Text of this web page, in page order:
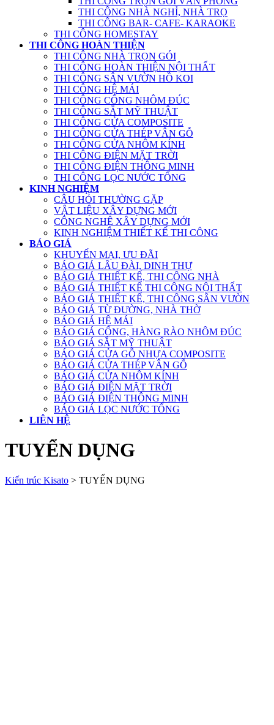
THI CÔNG NHÀ NGHỈ, NHÀ TRỌ
THI CÔNG BAR- CAFE- KARAOKE
THI CÔNG HOMESTAY
THI CÔNG HOÀN THIỆN
THI CÔNG NHÀ TRỌN GÓI
THI CÔNG HOÀN THIỆN NỘI THẤT
THI CÔNG SÂN VƯỜN HỒ KOI
THI CÔNG HỆ MÁI
THI CÔNG CỔNG NHÔM ĐÚC
THI CÔNG SẮT MỸ THUẬT
THI CÔNG CỬA COMPOSITE
THI CÔNG CỬA THÉP VÂN GỖ
THI CÔNG CỬA NHÔM KÍNH
THI CÔNG ĐIỆN MẶT TRỜI
THI CÔNG ĐIỆN THÔNG MINH
THI CÔNG LỌC NƯỚC TỔNG
KINH NGHIỆM
CÂU HỎI THƯỜNG GẶP
VẬT LIỆU XÂY DỰNG MỚI
CÔNG NGHỆ XÂY DỰNG MỚI
KINH NGHIỆM THIẾT KẾ THI CÔNG
BÁO GIÁ
KHUYẾN MẠI, ƯU ĐÃI
BÁO GIÁ LÂU ĐÀI, DINH THỰ
BÁO GIÁ THIẾT KẾ, THI CÔNG NHÀ
BÁO GIÁ THIẾT KẾ THI CÔNG NỘI THẤT
BÁO GIÁ THIẾT KẾ, THI CÔNG SÂN VƯỜN
BÁO GIÁ TỪ ĐƯỜNG, NHÀ THỜ
BÁO GIÁ HỆ MÁI
BÁO GIÁ CỔNG, HÀNG RÀO NHÔM ĐÚC
BÁO GIÁ SẮT MỸ THUẬT
BÁO GIÁ CỬA GỖ NHỰA COMPOSITE
BÁO GIÁ CỬA THÉP VÂN GỖ
BÁO GIÁ CỬA NHÔM KÍNH
BÁO GIÁ ĐIỆN MẶT TRỜI
BÁO GIÁ ĐIỆN THÔNG MINH
BÁO GIÁ LỌC NƯỚC TỔNG
LIÊN HỆ
TUYỂN DỤNG
Kiến trúc Kisato > TUYỂN DỤNG